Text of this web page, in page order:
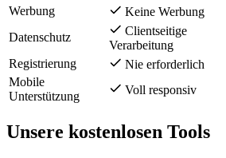
Werbung
Keine Werbung
Datenschutz
Clientseitige
Verarbeitung
Registrierung
Nie erforderlich
Mobile
Unterstützung
Voll responsiv
Unsere kostenlosen Tools